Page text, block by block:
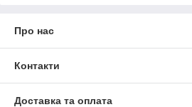
Про нас
Контакти
Доставка та оплата